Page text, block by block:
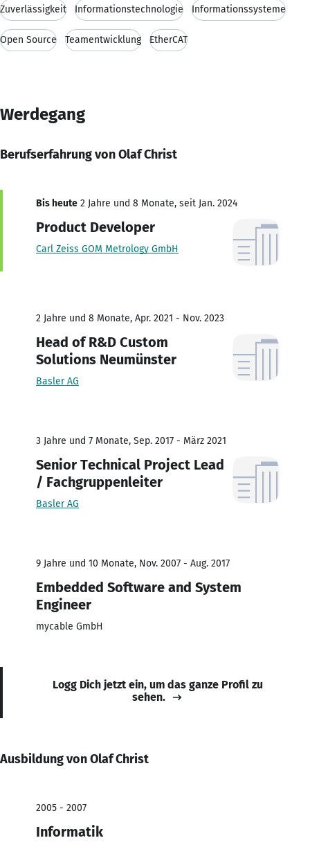
Zuverlässigkeit Informationstechnologie Informationssysteme
Open Source Teamentwicklung EtherCAT
Werdegang
Berufserfahrung von Olaf Christ
Bis heute 2 Jahre und 8 Monate, seit Jan. 2024
Product Developer
Carl Zeiss GOM Metrology GmbH
2 Jahre und 8 Monate, Apr. 2021 - Nov. 2023
Head of R&D Custom
Solutions Neumünster
Basler AG
3 Jahre und 7 Monate, Sep. 2017 - März 2021
Senior Technical Project Lead
/ Fachgruppenleiter
Basler AG
9 Jahre und 10 Monate, Nov. 2007 - Aug. 2017
Embedded Software and System
Engineer
mycable GmbH
Logg Dich jetzt ein, um das ganze Profil zu
sehen.
Ausbildung von Olaf Christ
2005 - 2007
Informatik